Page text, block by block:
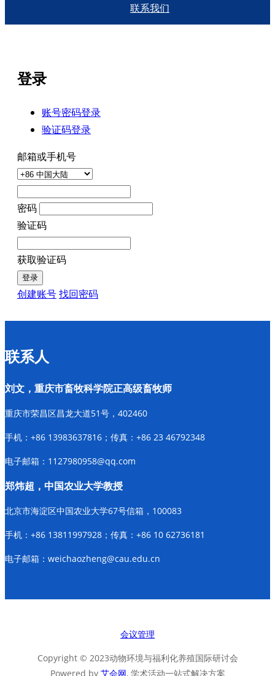
联系我们
登录
账号密码登录
验证码登录
邮箱或手机号
密码
验证码
获取验证码
登录
创建账号找回密码
联系人
刘文，重庆市畜牧科学院正高级畜牧师
重庆市荣昌区昌龙大道51号，402460
手机：+86 13983637816；传真：+86 23 46792348
电子邮箱：1127980958@qq.com
郑炜超，中国农业大学教授
北京市海淀区中国农业大学67号信箱，100083
手机：+86 13811997928；传真：+86 10 62736181
电子邮箱：weichaozheng@cau.edu.cn
会议管理
Copyright © 2023动物环境与福利化养殖国际研讨会
Powered by 艾会网, 学术活动一站式解决方案